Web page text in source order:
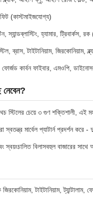
(কাস্টমাইজযোগ্য)
স্যান্ডব্লাস্টিং, হ্যামার, ট্রিবার্কস,
ব্রাস, টাইটানিয়াম, জিরকোনিয়াম,
কার্বন ফাইবার, এমওপি,
নেবেন?
স্টিলের চেয়ে ৩ গুণ শক্তিশালী, এই
স্বতন্ত্র মার্বেল প্যাটার্ন প্রদর্শন করে
স্বয়ংচালিত বিলাসবহুল বাজারের
টাইটানিয়াম,